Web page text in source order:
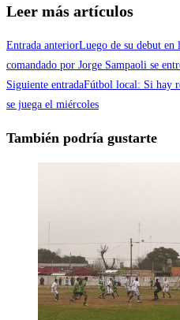
Leer más artículos
Entrada anteriorLuego de su debut
comandado por Jorge Sampaoli se
Siguiente entradaFútbol local: Si hay
se juega el miércoles
También podría gustarte